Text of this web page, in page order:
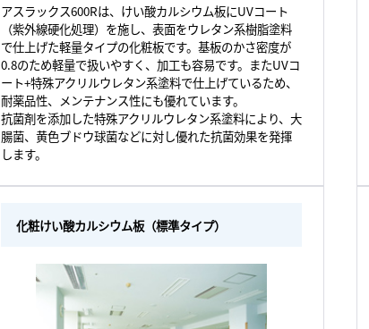
アスラックス600Rは、けい酸カルシウム板にUVコート
（紫外線硬化処理）を施し、表面をウレタン系樹脂塗料
で仕上げた軽量タイプの化粧板です。基板のかさ密度が
0.8のため軽量で扱いやすく、加工も容易です。またUVコ
ート+特殊アクリルウレタン系塗料で仕上げているため、
耐薬品性、メンテナンス性にも優れています。
抗菌剤を添加した特殊アクリルウレタン系塗料により、大
腸菌、黄色ブドウ球菌などに対し優れた抗菌効果を発揮
します。
化粧けい酸カルシウム板（標準タイプ）